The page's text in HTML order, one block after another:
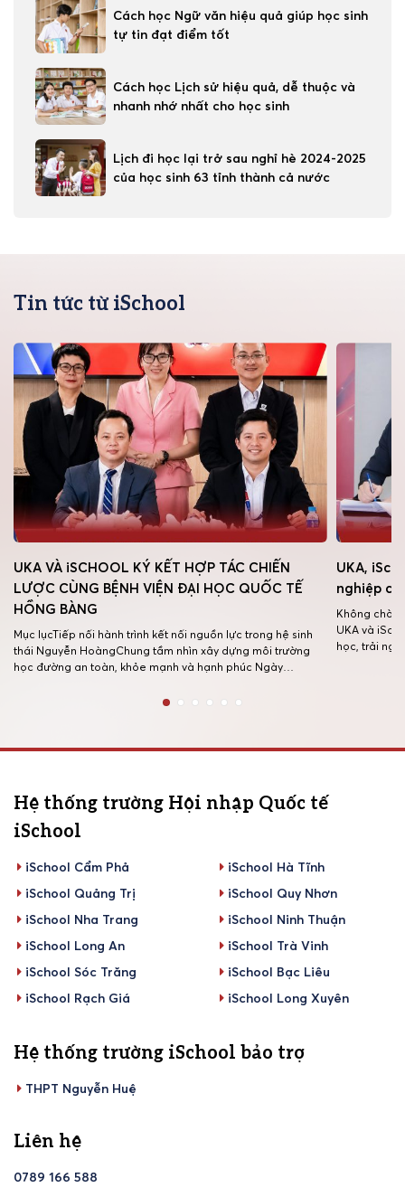
Cách học Ngữ văn hiệu quả giúp học sinh
tự tin đạt điểm tốt
Cách học Lịch sử hiệu quả, dễ thuộc và
nhanh nhớ nhất cho học sinh
Lịch đi học lại trở sau nghỉ hè 2024-2025
của học sinh 63 tỉnh thành cả nước
Tin tức từ iSchool
KÝ KẾT HỢP TÁC CHIẾN
VIỆN ĐẠI HỌC QUỐC TẾ
trình kết nối nguồn lực trong hệ sinh
tầm nhìn xây dựng môi trường
khỏe mạnh và hạnh phúc Ngày
Quốc tế iSchool đã chính thức ký
UKA, iSchool và HIU mở
nghiệp cho học sinh toàn
Không chờ đến lớp 12 mới bắt
UKA và iSchool sẽ có thêm cơ
học, trải nghiệm ngành nghề
thông qua chương trình hợp
Hệ thống trường Hội nhập Quốc tế
iSchool
iSchool Cẩm Phả
iSchool Hà Tĩnh
iSchool Quảng Trị
iSchool Quy Nhơn
iSchool Nha Trang
iSchool Ninh Thuận
iSchool Long An
iSchool Trà Vinh
iSchool Sóc Trăng
iSchool Bạc Liêu
iSchool Rạch Giá
iSchool Long Xuyên
Hệ thống trường iSchool bảo trợ
THPT Nguyễn Huệ
Liên hệ
0789 166 588